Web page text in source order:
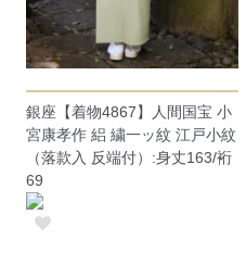
銀座【着物4867】人間国宝 小
宮康孝作 絽 繍一ッ紋 江戸小紋
（落款入 反端付）:身丈163/裄
69